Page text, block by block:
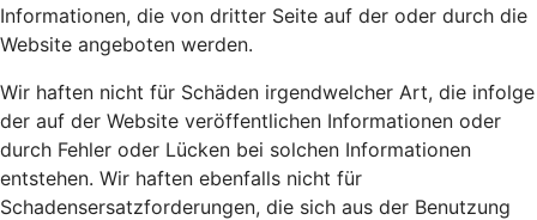
Informationen, die von dritter Seite auf der oder durch die
Website angeboten werden.
Wir haften nicht für Schäden irgendwelcher Art, die infolge
der auf der Website veröffentlichen Informationen oder
durch Fehler oder Lücken bei solchen Informationen
entstehen. Wir haften ebenfalls nicht für
Schadensersatzforderungen, die sich aus der Benutzung